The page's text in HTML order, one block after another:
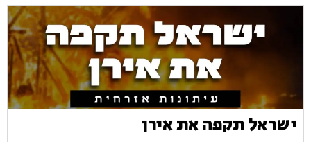
ישראל תקפה את אירן